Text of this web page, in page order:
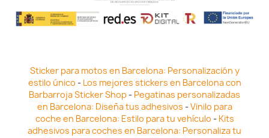
Sticker para motos en Barcelona: Personalización y
estilo único - Los mejores stickers en Barcelona con
Barbarroja Sticker Shop- Pegatinas personalizadas
en Barcelona: Diseña tus adhesivos -Vinilo para
coche en Barcelona: Estilo para tu vehículo - Kits
adhesivos para coches en Barcelona: Personaliza tu